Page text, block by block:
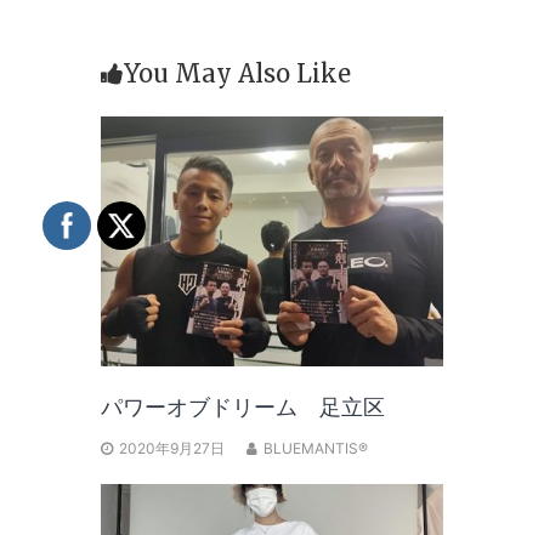
You May Also Like
パワーオブドリーム 足立区
2020年9月27日 BLUEMANTIS®